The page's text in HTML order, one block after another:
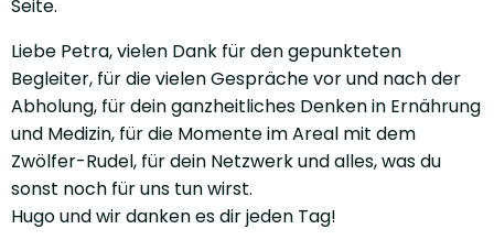
Seite.
Liebe Petra, vielen Dank für den gepunkteten
Begleiter, für die vielen Gespräche vor und nach der
Abholung, für dein ganzheitliches Denken in Ernährung
und Medizin, für die Momente im Areal mit dem
Zwölfer-Rudel, für dein Netzwerk und alles, was du
sonst noch für uns tun wirst.
Hugo und wir danken es dir jeden Tag!